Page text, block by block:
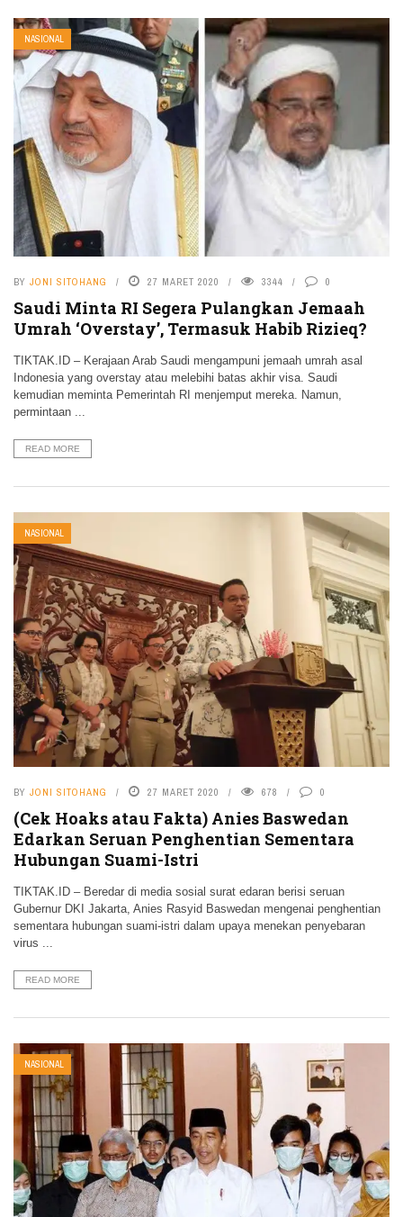
NASIONAL
BY JONI SITOHANG 27 MARET 2020 3344 0
Saudi Minta RI Segera Pulangkan Jemaah
Umrah ‘Overstay’, Termasuk Habib Rizieq?
TIKTAK.ID – Kerajaan Arab Saudi mengampuni jemaah umrah asal
Indonesia yang overstay atau melebihi batas akhir visa. Saudi
kemudian meminta Pemerintah RI menjemput mereka. Namun,
permintaan ...
READ MORE
NASIONAL
BY JONI SITOHANG 27 MARET 2020 678 0
(Cek Hoaks atau Fakta) Anies Baswedan
Edarkan Seruan Penghentian Sementara
Hubungan Suami-Istri
TIKTAK.ID – Beredar di media sosial surat edaran berisi seruan
Gubernur DKI Jakarta, Anies Rasyid Baswedan mengenai penghentian
sementara hubungan suami-istri dalam upaya menekan penyebaran
virus ...
READ MORE
NASIONAL